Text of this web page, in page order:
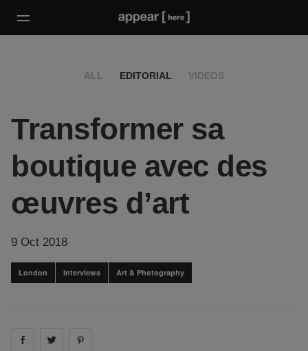
ALL EDITORIAL VIDEOS
Transformer sa
boutique avec des
œuvres d’art
9 Oct 2018
London Interviews Art & Photography
Share on facebook
Share on